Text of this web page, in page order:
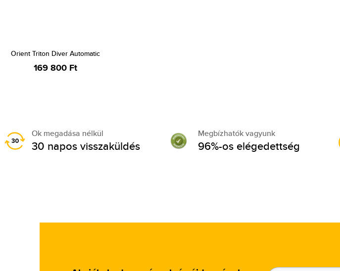
Orient Triton Diver Automatic
169 800 Ft
Ok megadása nélkül
30 napos visszaküldés
Megbízhatók vagyunk
96%-os elégedettség